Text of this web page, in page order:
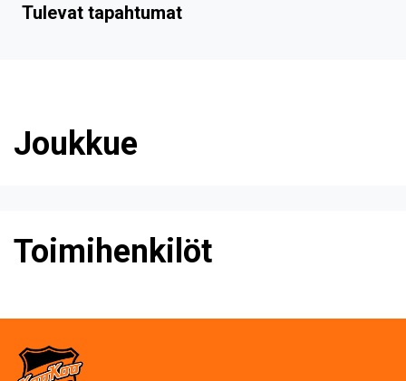
Tulevat tapahtumat
Joukkue
Toimihenkilöt